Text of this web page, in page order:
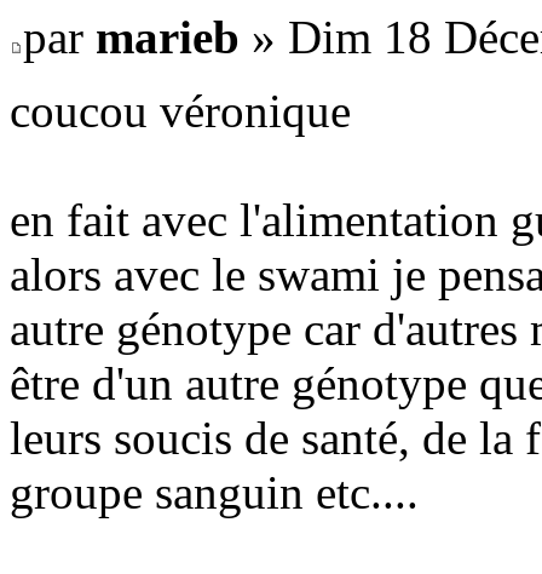
par marieb » Dim 18
coucou véronique
en fait avec l'alimentation
alors avec le swami je
autre génotype car d'autres
être d'un autre génotype
leurs soucis de santé, de
groupe sanguin etc....